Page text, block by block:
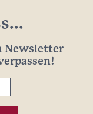
Newsletter